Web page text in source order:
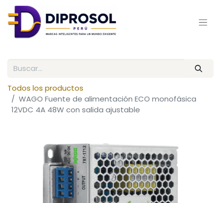
Todos los productos
WAGO Fuente de alimentación ECO monofásica
12VDC 4A 48W con salida ajustable